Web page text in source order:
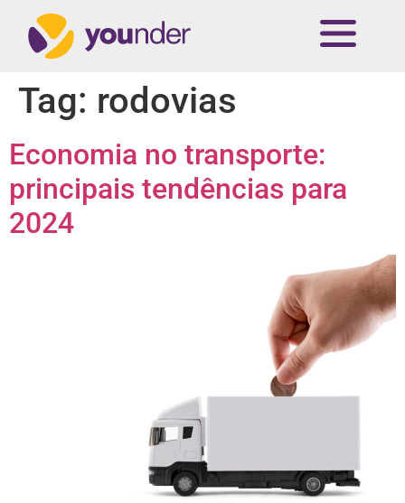
Tag: rodovias
Economia no transporte:
principais tendências para
2024